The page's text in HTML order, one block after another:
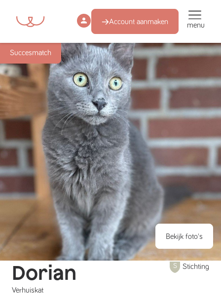
Account aanmaken menu
Succesmatch
Bekijk foto's
Dorian
Verhuiskat
Stichting